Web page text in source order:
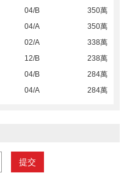
04/B
350萬
04/A
350萬
02/A
338萬
12/B
238萬
04/B
284萬
04/A 284萬
提交